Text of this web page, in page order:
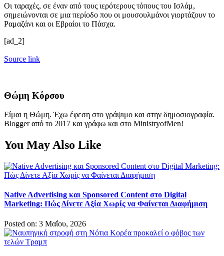
Οι ταραχές, σε έναν από τους ιερότερους τόπους του Ισλάμ,
σημειώνονται σε μια περίοδο που οι μουσουλμάνοι γιορτάζουν το
Ραμαζάνι και οι Εβραίοι το Πάσχα.
[ad_2]
Source link
Θώμη Κόρσου
Είμαι η Θώμη. Έχω έφεση στο γράψιμο και στην δημοσιογραφία.
Blogger από το 2017 και γράφω και στο MinistryofMen!
You May Also Like
Native Advertising και Sponsored Content στο Digital
Marketing: Πώς Δίνετε Αξία Χωρίς να Φαίνεται Διαφήμιση
Posted on: 3 Μαΐου, 2026